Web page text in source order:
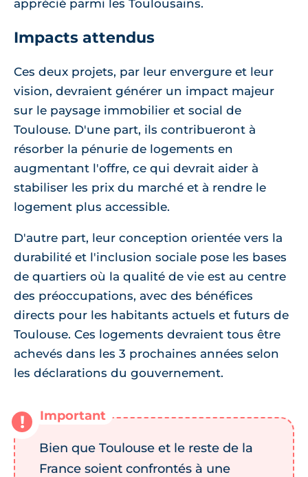
apprécié parmi les Toulousains.
Impacts attendus
Ces deux projets, par leur envergure et leur
vision, devraient générer un impact majeur
sur le paysage immobilier et social de
Toulouse. D'une part, ils contribueront à
résorber la pénurie de logements en
augmentant l'offre, ce qui devrait aider à
stabiliser les prix du marché et à rendre le
logement plus accessible.
D'autre part, leur conception orientée vers la
durabilité et l'inclusion sociale pose les bases
de quartiers où la qualité de vie est au centre
des préoccupations, avec des bénéfices
directs pour les habitants actuels et futurs de
Toulouse. Ces logements devraient tous être
achevés dans les 3 prochaines années selon
les déclarations du gouvernement.
Bien que Toulouse et le reste de la
France soient confrontés à une